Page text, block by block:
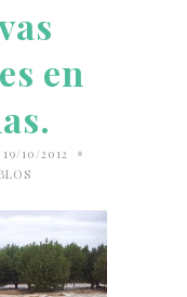
en
19/10/2012 •